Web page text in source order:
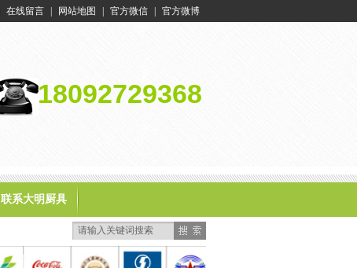
在线留言 网站地图 官方微信 官方微博
18092729368
联系大明厨具